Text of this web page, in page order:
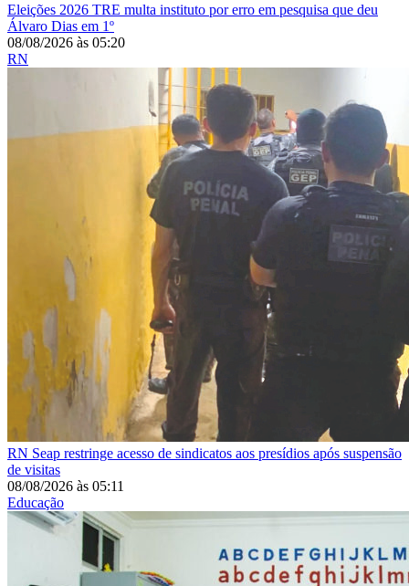
Eleições 2026 TRE multa instituto por erro em pesquisa que deu
Álvaro Dias em 1º
08/08/2026 às 05:20
RN
RN Seap restringe acesso de sindicatos aos presídios após suspensão
de visitas
08/08/2026 às 05:11
Educação